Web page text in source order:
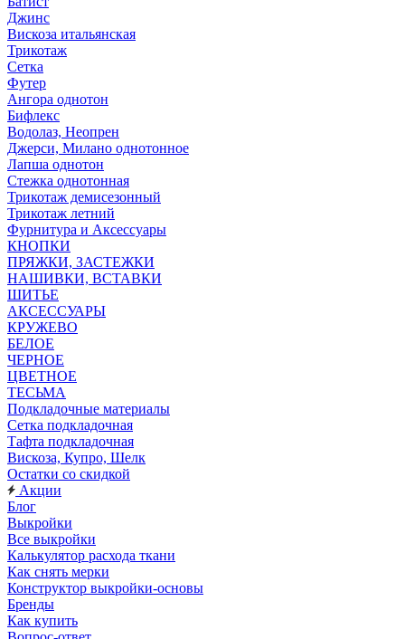
Джинс
Вискоза итальянская
Трикотаж
Сетка
Футер
Ангора однотон
Бифлекс
Водолаз, Неопрен
Джерси, Милано однотонное
Лапша однотон
Стежка однотонная
Трикотаж демисезонный
Трикотаж летний
Фурнитура и Аксессуары
КНОПКИ
ПРЯЖКИ, ЗАСТЕЖКИ
НАШИВКИ, ВСТАВКИ
ШИТЬЕ
АКСЕССУАРЫ
КРУЖЕВО
БЕЛОЕ
ЧЕРНОЕ
ЦВЕТНОЕ
ТЕСЬМА
Подкладочные материалы
Сетка подкладочная
Тафта подкладочная
Вискоза, Купро, Шелк
Остатки со скидкой
Акции
Блог
Выкройки
Все выкройки
Калькулятор расхода ткани
Как снять мерки
Конструктор выкройки-основы
Бренды
Как купить